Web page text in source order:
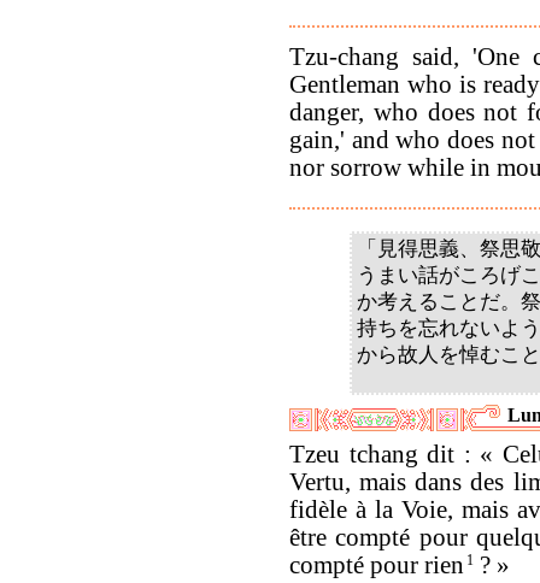
Tzu-chang said, 'One
Gentleman who is
danger, who does not
gain,' and who does
nor sorrow while in
「見得思義、祭思
うまい話がころげ
か考えることだ。
持ちを忘れないよ
から故人を悼むこ
Tzeu tchang dit : «
Vertu, mais dans des
fidèle à la Voie, mais
être compté pour
compté pour rien 1 ? »